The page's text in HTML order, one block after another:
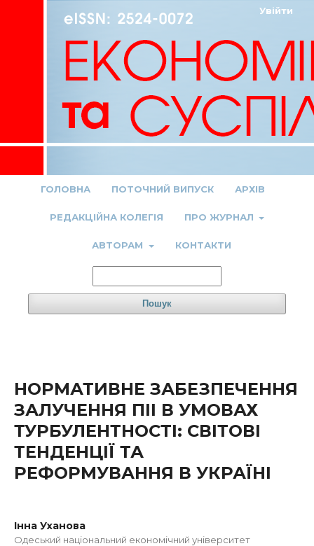
ГОЛОВНА ПОТОЧНИЙ ВИПУСК АРХІВ
РЕДАКЦІЙНА КОЛЕГІЯ ПРО ЖУРНАЛ
АВТОРАМ КОНТАКТИ
Пошук
Увійти
НОРМАТИВНЕ ЗАБЕЗПЕЧЕННЯ
ЗАЛУЧЕННЯ ПІІ В УМОВАХ
ТУРБУЛЕНТНОСТІ: СВІТОВІ
ТЕНДЕНЦІЇ ТА
РЕФОРМУВАННЯ В УКРАЇНІ
Інна Уханова
Одеський національний економічний університет